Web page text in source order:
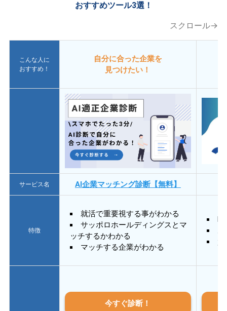
おすすめツール3選！
スクロール→
こんな人に
おすすめ！
自分に合った企業を
見つけたい！
サービス名 AI企業マッチング診断【無料】
特徴
就活で重要視する事がわかる
サッポロホールディングスとマ
ッチするかわかる
マッチする企業がわかる
質
今すぐ診断！